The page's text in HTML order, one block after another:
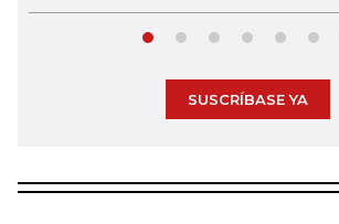
SUSCRÍBASE YA